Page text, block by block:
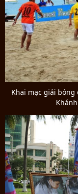
Khai mạc giải